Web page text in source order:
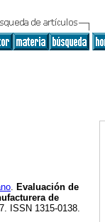
. Evaluación de
de
ISSN 1315-0138.